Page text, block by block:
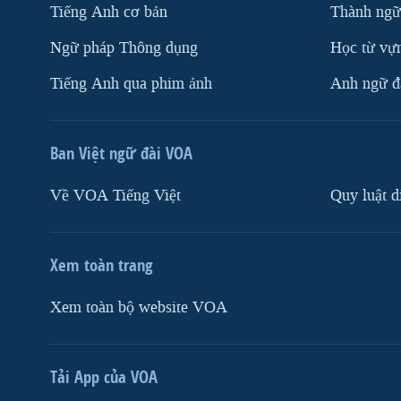
Tiếng Anh cơ bản
Ngữ pháp Thông dụng
Tiếng Anh qua phim ảnh
Thành
Học từ
Anh ngữ
Ban Việt ngữ đài VOA
Về VOA Tiếng Việt Quy luật
Xem toàn trang
Xem toàn bộ website VOA
Tải App của VOA